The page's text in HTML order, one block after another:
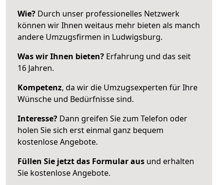
Wie? Durch unser professionelles Netzwerk
können wir Ihnen weitaus mehr bieten als manch
andere Umzugsfirmen in Ludwigsburg.
Was wir Ihnen bieten? Erfahrung und das seit
16 Jahren.
Kompetenz, da wir die Umzugsexperten für Ihre
Wünsche und Bedürfnisse sind.
Interesse? Dann greifen Sie zum Telefon oder
holen Sie sich erst einmal ganz bequem
kostenlose Angebote.
Füllen Sie jetzt das Formular aus und erhalten
Sie kostenlose Angebote.